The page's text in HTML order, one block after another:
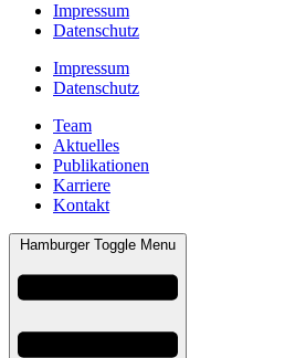
Impressum
Datenschutz
Impressum
Datenschutz
Team
Aktuelles
Publikationen
Karriere
Kontakt
Hamburger Toggle Menu